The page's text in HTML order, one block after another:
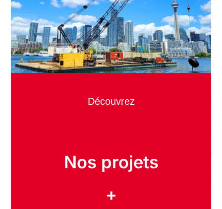
Découvrez
Nos projets
+